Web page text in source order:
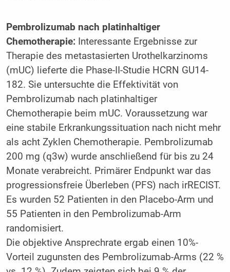
Pembrolizumab nach platinhaltiger
Chemotherapie:Interessante Ergebnisse zur
Therapie des metastasierten Urothelkarzinoms
(mUC) lieferte die Phase-II-Studie HCRN GU14-
182. Sie untersuchte die Effektivität von
Pembrolizumab nach platinhaltiger
Chemotherapie beim mUC. Voraussetzung war
eine stabile Erkrankungssituation nach nicht mehr
als acht Zyklen Chemotherapie. Pembrolizumab
200 mg (q3w) wurde anschließend für bis zu 24
Monate verabreicht. Primärer Endpunkt war das
progressionsfreie Überleben (PFS) nach irRECIST.
Es wurden 52 Patienten in den Placebo-Arm und
55 Patienten in den Pembrolizumab-Arm
randomisiert.
Die objektive Ansprechrate ergab einen 10%-
Vorteil zugunsten des Pembrolizumab-Arms (22 %